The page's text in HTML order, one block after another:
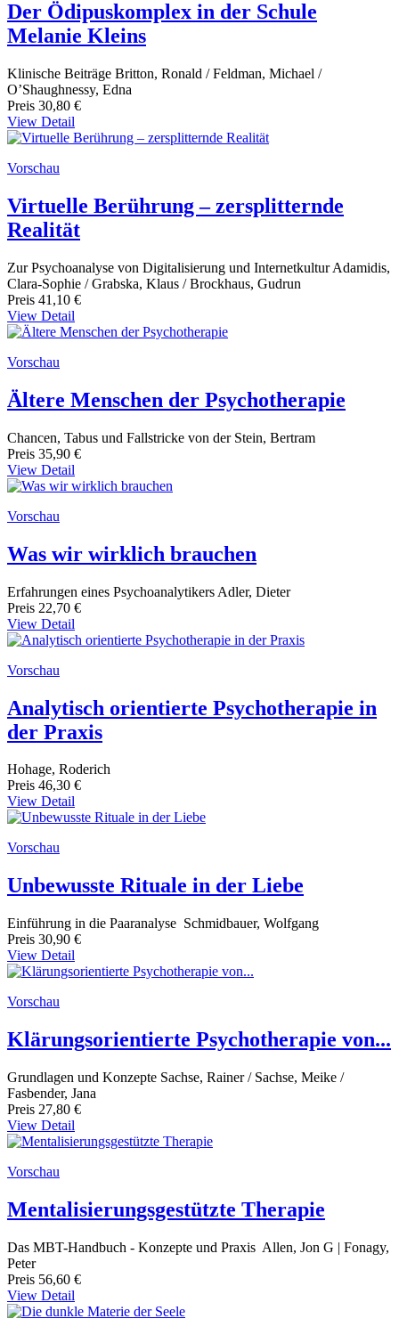
Der Ödipuskomplex in der Schule
Melanie Kleins
Klinische Beiträge Britton, Ronald / Feldman, Michael /
O’Shaughnessy, Edna
Preis 30,80 €
View Detail
Vorschau
Virtuelle Berührung – zersplitternde
Realität
Zur Psychoanalyse von Digitalisierung und Internetkultur Adamidis,
Clara-Sophie / Grabska, Klaus / Brockhaus, Gudrun
Preis 41,10 €
View Detail
Vorschau
Ältere Menschen der Psychotherapie
Chancen, Tabus und Fallstricke von der Stein, Bertram
Preis 35,90 €
View Detail
Vorschau
Was wir wirklich brauchen
Erfahrungen eines Psychoanalytikers Adler, Dieter
Preis 22,70 €
View Detail
Vorschau
Analytisch orientierte Psychotherapie in
der Praxis
Hohage, Roderich
Preis 46,30 €
View Detail
Vorschau
Unbewusste Rituale in der Liebe
Einführung in die Paaranalyse Schmidbauer, Wolfgang
Preis 30,90 €
View Detail
Vorschau
Klärungsorientierte Psychotherapie von...
Grundlagen und Konzepte Sachse, Rainer / Sachse, Meike /
Fasbender, Jana
Preis 27,80 €
View Detail
Vorschau
Mentalisierungsgestützte Therapie
Das MBT-Handbuch - Konzepte und Praxis Allen, Jon G | Fonagy,
Peter
Preis 56,60 €
View Detail